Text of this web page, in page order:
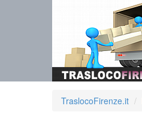
TraslocoFirenze.it